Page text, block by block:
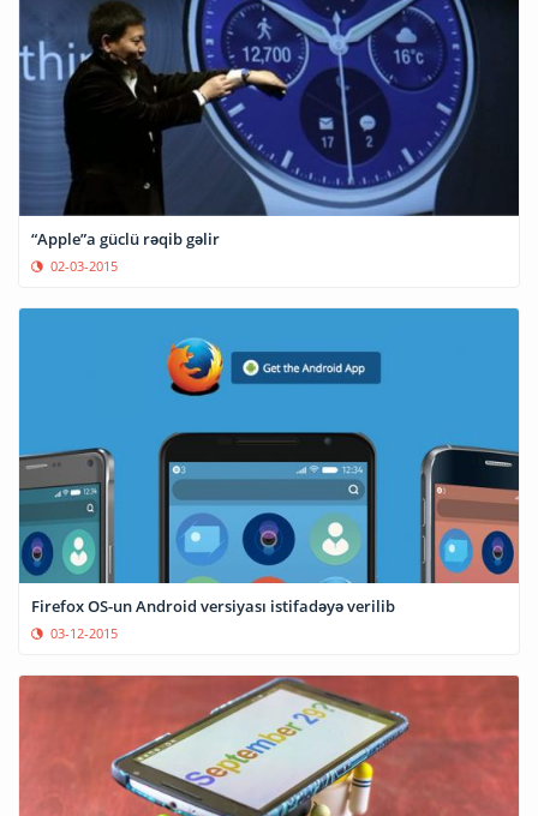
“Apple”a güclü rəqib gəlir
02-03-2015
Firefox OS-un Android versiyası istifadəyə verilib
03-12-2015